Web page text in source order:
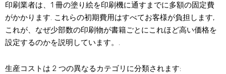
印刷業者は、1 冊の塗り絵を印刷機に通すまでに多額の固定費
がかかります. これらの初期費用はすべてお客様が負担します,
これが、なぜ少部数の印刷物が書籍ごとにこれほど高い価格を
設定するのかを説明しています。.
生産コストは 2 つの異なるカテゴリに分類されます: